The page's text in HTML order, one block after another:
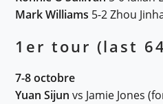
Mark Williams 5-2 Zhou
1er tour (last
7-8 octobre
Yuan Sijun vs Jamie Jones